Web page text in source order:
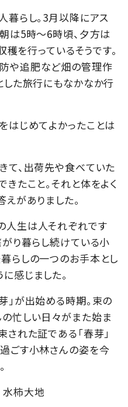
暮らし。3月以降にアス
は5時～6時頃、夕方は
を行っているそうです。
や追肥など畑の管理作
した旅行にもなかなか行
はじめてよかったことは
て、出荷先や食べていた
きたこと。それと体をよく
えがありました。
人生は人それぞれです
がり暮らし続けている小
らしの一つのお手本とし
感じました。
」が出始める時期。束の
忙しい日々がまた始ま
された証である「春芽」
ごす小林さんの姿を今
柿大地